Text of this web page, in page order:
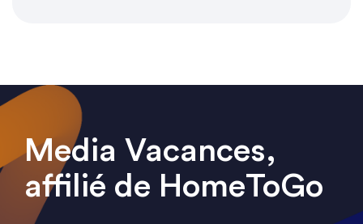
Media Vacances,
affilié de HomeToGo